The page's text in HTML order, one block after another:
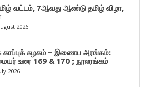
வட்டம், 7ஆவது ஆண்டு தமிழ் விழா,
2026
காப்புக் கழகம் – இணைய அரங்கம்:
உரை 169 & 170 ; நூலரங்கம்
2026